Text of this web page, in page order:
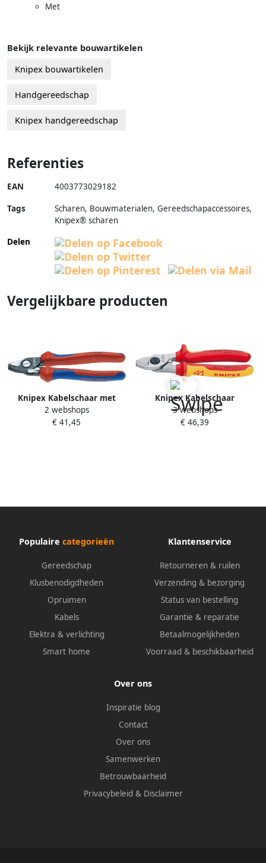
Met
Bekijk relevante bouwartikelen
Knipex bouwartikelen
Handgereedschap
Knipex handgereedschap
Referenties
EAN 4003773029182
Tags
Scharen, Bouwmaterialen, Gereedschapaccessoires,
Knipex® scharen
Delen
Vergelijkbare producten
Knipex Kabelschaar met
openingsveer met meer-
componentengrepen 165
2 webshops
€ 41,45
Knipex Kabelschaar
geïsoleerd met meer-
componentengrepen VDE-
3 webshops
€ 46,39
Populaire categorieën
Gereedschap
Klusbenodigdheden
Opruimen
Kabels
Elektra & verlichting
Smart home
Klantenservice
Retourneren & ruilen
Verzending & bezorging
Status van bestelling
Garantie & reparatie
Betaalmogelijkheden
Voorraad & beschikbaarheid
Over ons
Inspiratie blog
Contact
Over ons
Samenwerken
Betrouwbaarheid
Privacybeleid & Disclaimer